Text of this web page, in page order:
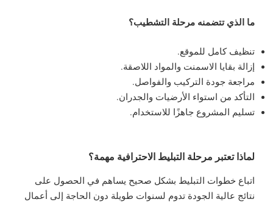
ما الذي تتضمنه مرحلة التشطيب؟
تنظيف كامل للموقع.
إزالة بقايا الاسمنت والمواد اللاصقة.
مراجعة جودة التركيب والفواصل.
التأكد من استواء الأرضيات والجدران.
تسليم المشروع جاهزًا للاستخدام.
لماذا تعتبر مرحلة التبليط الاحترافية مهمة؟
اتباع خطوات التبليط بشكل صحيح يساهم في الحصول على
نتائج عالية الجودة تدوم لسنوات طويلة دون الحاجة إلى أعمال